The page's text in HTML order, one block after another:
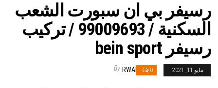
رسيفر بي ان سبورت الشعب
السكنية / 99009693 / تركيب
رسيفر bein sport
مايو 11, 2021 0
By RWAN